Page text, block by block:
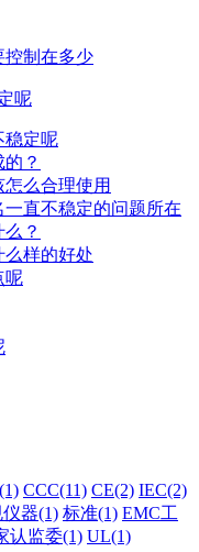
控制在多少
呢
稳定呢
？
么合理使用
直不稳定的问题所在
？
么样的好处
呢
CCC(11) CE(2) IEC(2)
器(1) 标准(1) EMC工
认监委(1) UL(1)